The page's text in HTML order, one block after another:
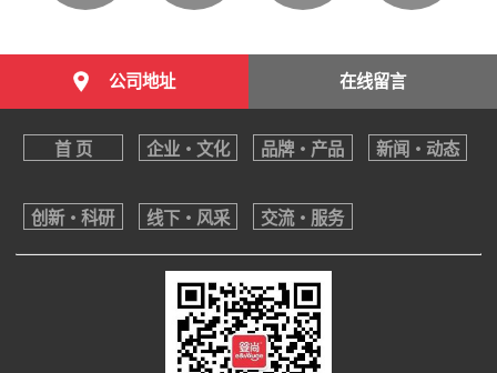
公司地址 在线留言
首 页 企业・文化 品牌・产品 新闻・动态
创新・科研 线下・风采 交流・服务